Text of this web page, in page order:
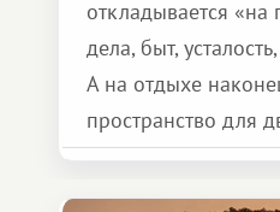
откладывается «на
дела, быт,
А на отдыхе
пространство для
сделать для
особенное. Не